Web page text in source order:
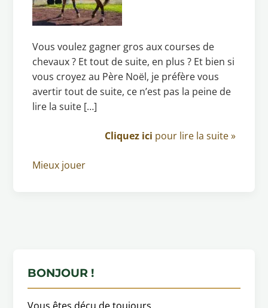
Vous voulez gagner gros aux courses de
chevaux ? Et tout de suite, en plus ? Et bien si
vous croyez au Père Noël, je préfère vous
avertir tout de suite, ce n’est pas la peine de
lire la suite […]
Cliquez ici pour lire la suite »
Mieux jouer
BONJOUR !